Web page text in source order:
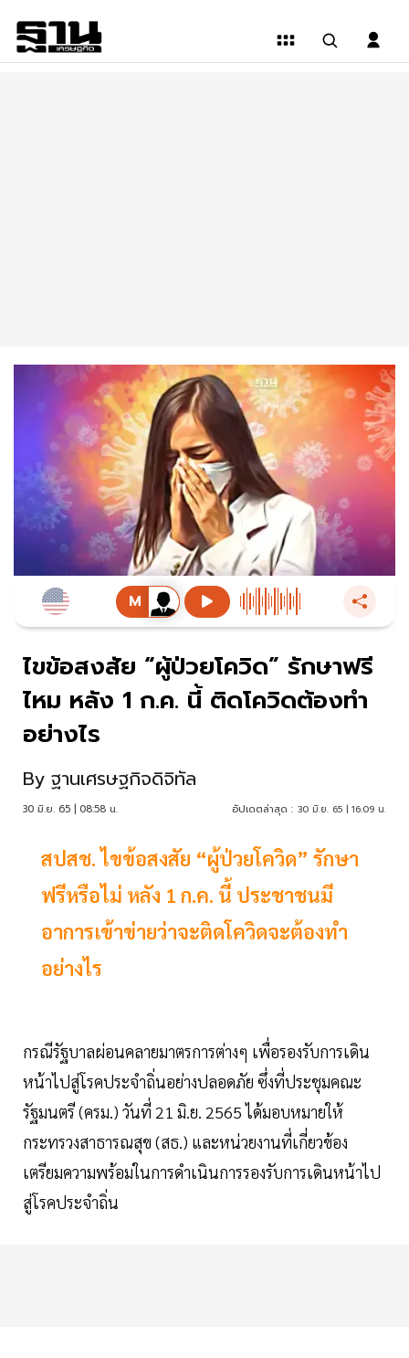
ไขข้อสงสัย “ผู้ป่วยโควิด” รักษาฟรี
ไหม หลัง 1 ก.ค. นี้ ติดโควิดต้องทำ
อย่างไร
By ฐานเศรษฐกิจดิจิทัล
30 มิ.ย. 65 | 08:58 น. อัปเดตล่าสุด : 30 มิ.ย. 65 | 16:09 น.
สปสช. ไขข้อสงสัย “ผู้ป่วยโควิด” รักษา
ฟรีหรือไม่ หลัง 1 ก.ค. นี้ ประชาชนมี
อาการเข้าข่ายว่าจะติดโควิดจะต้องทำ
อย่างไร
กรณีรัฐบาลผ่อนคลายมาตรการต่างๆ เพื่อรองรับการเดิน
หน้าไปสู่โรคประจำถิ่นอย่างปลอดภัย ซึ่งที่ประชุมคณะ
รัฐมนตรี (ครม.) วันที่ 21 มิ.ย. 2565 ได้มอบหมายให้
กระทรวงสาธารณสุข (สธ.) และหน่วยงานที่เกี่ยวข้อง
เตรียมความพร้อมในการดำเนินการรองรับการเดินหน้าไป
สู่โรคประจำถิ่น